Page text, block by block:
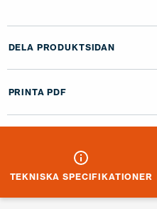
DELA PRODUKTSIDAN
PRINTA PDF
TEKNISKA SPECIFIKATIONER